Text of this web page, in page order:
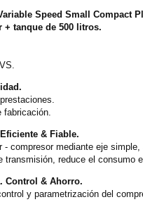
Speed Small Compact
+ tanque de 500 litros.
& Fiable.
- compresor mediante eje simple,
transmisión, reduce el consumo
Control & Ahorro.
y parametrización del